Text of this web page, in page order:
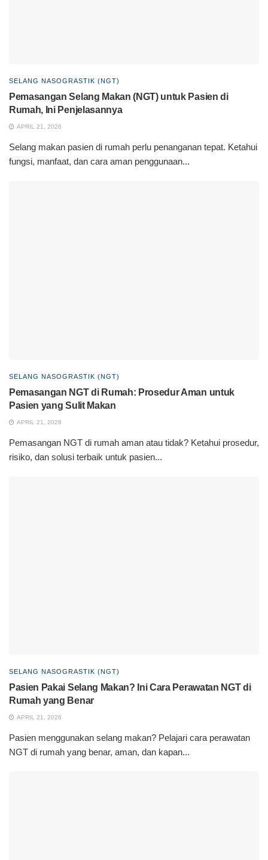
SELANG NASOGRASTIK (NGT)
Pemasangan Selang Makan (NGT) untuk Pasien di
Rumah, Ini Penjelasannya
APRIL 21, 2026
Selang makan pasien di rumah perlu penanganan tepat. Ketahui
fungsi, manfaat, dan cara aman penggunaan...
SELANG NASOGRASTIK (NGT)
Pemasangan NGT di Rumah: Prosedur Aman untuk
Pasien yang Sulit Makan
APRIL 21, 2026
Pemasangan NGT di rumah aman atau tidak? Ketahui prosedur,
risiko, dan solusi terbaik untuk pasien...
SELANG NASOGRASTIK (NGT)
Pasien Pakai Selang Makan? Ini Cara Perawatan NGT di
Rumah yang Benar
APRIL 21, 2026
Pasien menggunakan selang makan? Pelajari cara perawatan
NGT di rumah yang benar, aman, dan kapan...